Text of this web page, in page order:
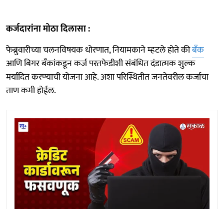
कर्जदारांना मोठा दिलासा :
फेब्रुवारीच्या चलनविषयक धोरणात, नियामकाने म्हटले होते कीबँक
आणि बिगर बँकांकडून कर्ज परतफेडीशी संबंधित दंडात्मक शुल्क
मर्यादित करण्याची योजना आहे. अशा परिस्थितीत जनतेवरील कर्जाचा
ताण कमी होईल.